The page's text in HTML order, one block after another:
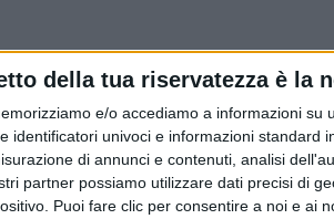
della tua riservatezza è la
e/o accediamo a informazioni su
identificatori univoci e informazioni standard
di annunci e contenuti, analisi
partner possiamo utilizzare dati precisi di
Puoi fare clic per consentire a noi e ai